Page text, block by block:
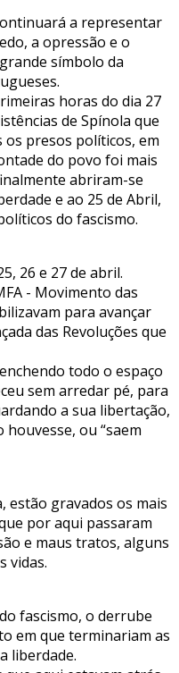
a representar
a opressão e o
símbolo da
horas do dia 27
de Spínola que
presos políticos, em
do povo foi mais
abriram-se
e ao 25 de Abril,
do fascismo.
26 e 27 de abril.
- Movimento das
para avançar
das Revoluções que
todo o espaço
sem arredar pé, para
a sua libertação,
ou “saem
estão gravados os mais
por aqui passaram
e maus tratos, alguns
vidas.
fascismo, o derrube
em que terminariam as
liberdade.